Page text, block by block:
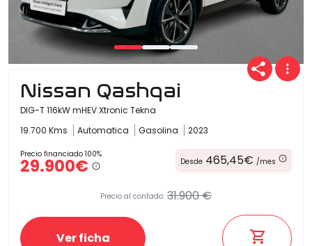
Año
Kilómetros
Combustible
(Elige una o varias opciones)
Etiqueta medioambiental
Nissan Qashqai
DIG-T 116kW mHEV Xtronic Tekna
19.700 Kms
Automatica Gasolina 2023
Precio financiado 100%
29.900€ Desde 465,45€ /mes
Precio al contado: 31.900 €
Ver ficha